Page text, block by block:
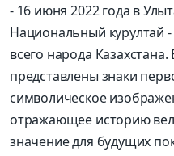
- 16 июня 2022 года в
Национальный курултай
всего народа
представлены знаки
символическое
отражающее историю
значение для будущих